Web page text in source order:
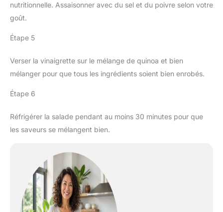
nutritionnelle. Assaisonner avec du sel et du poivre selon votre
goût.
Étape 5
Verser la vinaigrette sur le mélange de quinoa et bien
mélanger pour que tous les ingrédients soient bien enrobés.
Étape 6
Réfrigérer la salade pendant au moins 30 minutes pour que
les saveurs se mélangent bien.